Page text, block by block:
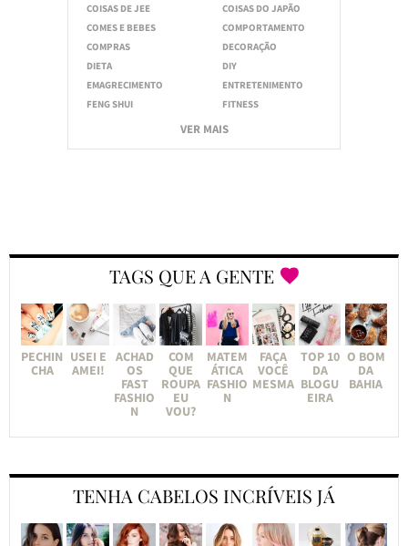
COISAS DE JEE
COISAS DO JAPÃO
COMES E BEBES
COMPORTAMENTO
COMPRAS
DECORAÇÃO
DIETA
DIY
EMAGRECIMENTO
ENTRETENIMENTO
FENG SHUI
FITNESS
VER MAIS
TAGS QUE A GENTE
PECHIN
CHA
USEI E
AMEI!
ACHAD
OS
FAST
FASHIO
N
COM
QUE
ROUPA
EU
VOU?
MATEM
ÁTICA
FASHIO
N
FAÇA
VOCÊ
MESMA
TOP 10
DA
BLOGU
EIRA
O BOM
DA
BAHIA
TENHA CABELOS INCRÍVEIS JÁ